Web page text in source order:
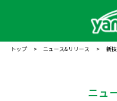
トップ > ニュース&リリース > 新
ニュ